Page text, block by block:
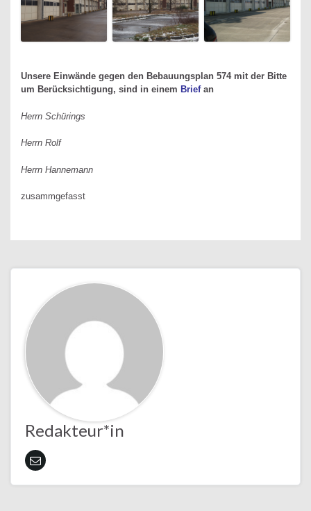
Unsere Einwände gegen den Bebauungsplan 574 mit der Bitte
um Berücksichtigung, sind in einem Brief an
Herrn Schürings
Herrn Rolf
Herrn Hannemann
zusammgefasst
Redakteur*in